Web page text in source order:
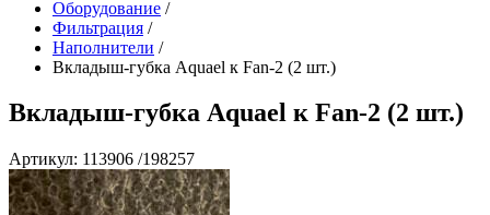
Оборудование /
Фильтрация /
Наполнители /
Вкладыш-губка Aquael к Fan-2 (2 шт.)
Вкладыш-губка Aquael к Fan-2 (2 шт.)
Артикул: 113906 /198257